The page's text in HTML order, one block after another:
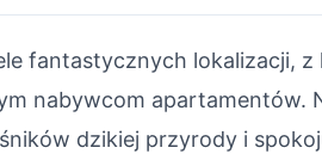
fantastycznych lokalizacji,
nabywcom apartamentów.
dzikiej przyrody i